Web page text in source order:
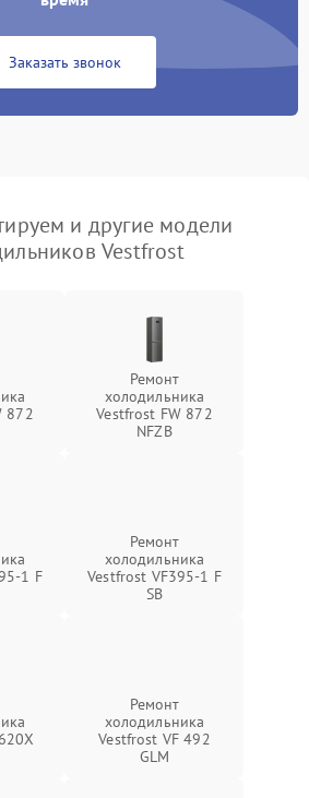
Заказать звонок
и другие модели
Vestfrost
872
Ремонт
холодильника
Vestfrost FW 872
NFZВ
1 F
Ремонт
холодильника
Vestfrost VF395-1 F
SB
Ремонт
холодильника
Vestfrost VF 492
GLM